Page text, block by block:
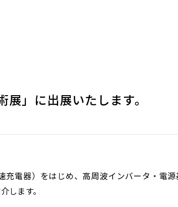
展」に出展いたします。
充電器）をはじめ、高周波インバータ・電
します。